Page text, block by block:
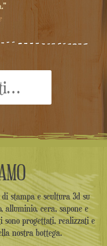
stampa e scultura 3d su
alluminio, cera, sapone e
progettati, realizzati e
nostra bottega.